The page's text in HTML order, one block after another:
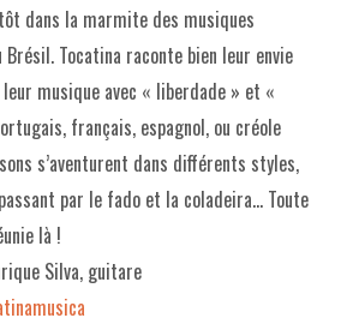
dans la marmite des musiques
Brésil. Tocatina raconte bien leur envie
musique avec « liberdade » et «
français, espagnol, ou créole
s’aventurent dans différents styles,
par le fado et la coladeira… Toute
là !
Silva, guitare